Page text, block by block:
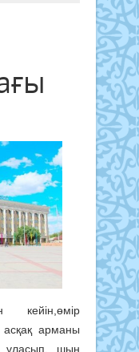
кейін,өмір
асқақ арманы
ұласып, шын